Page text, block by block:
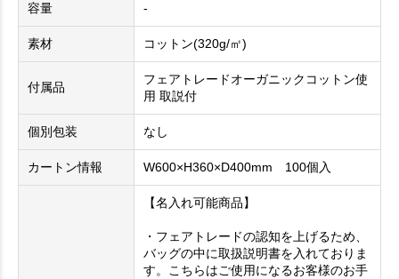
容量 -
素材 コットン(320g/㎡)
付属品
フェアトレードオーガニックコットン使
用 取説付
個別包装 なし
カートン情報 W600×H360×D400mm 100個入
【名入れ可能商品】
・フェアトレードの認知を上げるため、
バッグの中に取扱説明書を入れておりま
す。こちらはご使用になるお客様のお手